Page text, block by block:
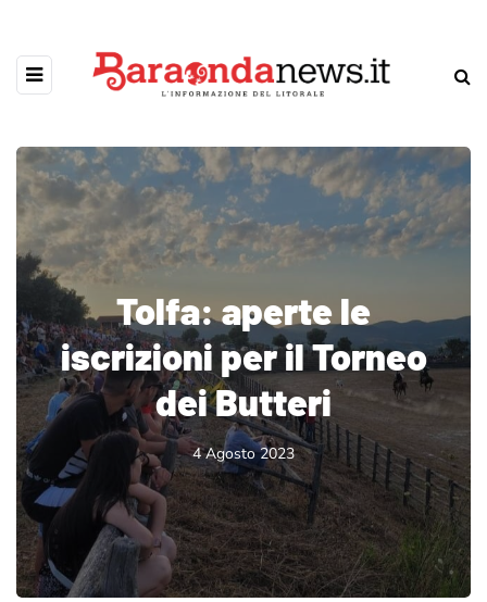
Tolfa: aperte le
iscrizioni per il Torneo
dei Butteri
4 Agosto 2023